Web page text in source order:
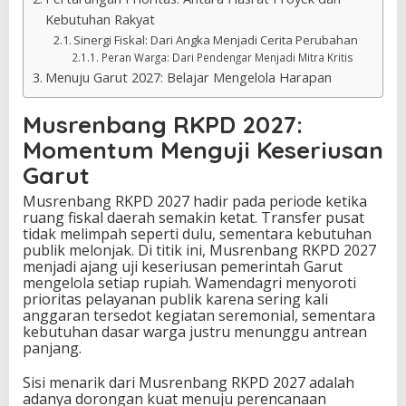
Kebutuhan Rakyat
Sinergi Fiskal: Dari Angka Menjadi Cerita Perubahan
Peran Warga: Dari Pendengar Menjadi Mitra Kritis
Menuju Garut 2027: Belajar Mengelola Harapan
Musrenbang RKPD 2027:
Momentum Menguji Keseriusan
Garut
Musrenbang RKPD 2027 hadir pada periode ketika
ruang fiskal daerah semakin ketat. Transfer pusat
tidak melimpah seperti dulu, sementara kebutuhan
publik melonjak. Di titik ini, Musrenbang RKPD 2027
menjadi ajang uji keseriusan pemerintah Garut
mengelola setiap rupiah. Wamendagri menyoroti
prioritas pelayanan publik karena sering kali
anggaran tersedot kegiatan seremonial, sementara
kebutuhan dasar warga justru menunggu antrean
panjang.
Sisi menarik dari Musrenbang RKPD 2027 adalah
adanya dorongan kuat menuju perencanaan